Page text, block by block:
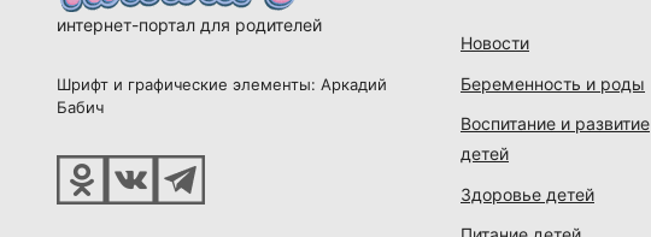
интернет-портал для родителей
Шрифт и графические элементы: Аркадий
Бабич
Новости
Беременность и роды
Воспитание и развитие
детей
Здоровье детей